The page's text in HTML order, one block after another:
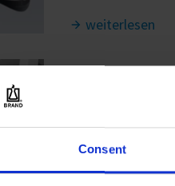
Consent
weiterlesen
Produkte
in der
Berner. Mehr Info.